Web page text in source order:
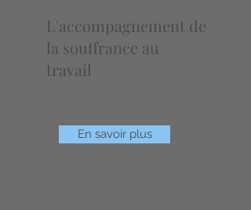
L'accompagnement de
la souffrance au
travail
En savoir plus